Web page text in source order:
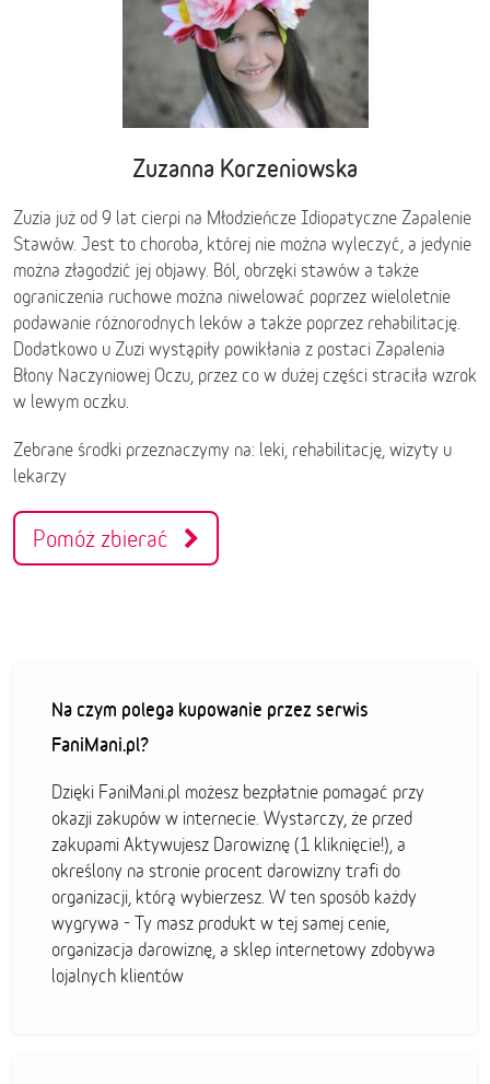
Zuzanna Korzeniowska
Zuzia już od 9 lat cierpi na Młodzieńcze Idiopatyczne Zapalenie
Stawów. Jest to choroba, której nie można wyleczyć, a jedynie
można złagodzić jej objawy. Ból, obrzęki stawów a także
ograniczenia ruchowe można niwelować poprzez wieloletnie
podawanie różnorodnych leków a także poprzez rehabilitację.
Dodatkowo u Zuzi wystąpiły powikłania z postaci Zapalenia
Błony Naczyniowej Oczu, przez co w dużej części straciła wzrok
w lewym oczku.
Zebrane środki przeznaczymy na: leki, rehabilitację, wizyty u
lekarzy
Pomóż zbierać
Na czym polega kupowanie przez serwis
FaniMani.pl?
Dzięki FaniMani.pl możesz bezpłatnie pomagać przy
okazji zakupów w internecie. Wystarczy, że przed
zakupami Aktywujesz Darowiznę (1 kliknięcie!), a
określony na stronie procent darowizny trafi do
organizacji, którą wybierzesz. W ten sposób każdy
wygrywa - Ty masz produkt w tej samej cenie,
organizacja darowiznę, a sklep internetowy zdobywa
lojalnych klientów